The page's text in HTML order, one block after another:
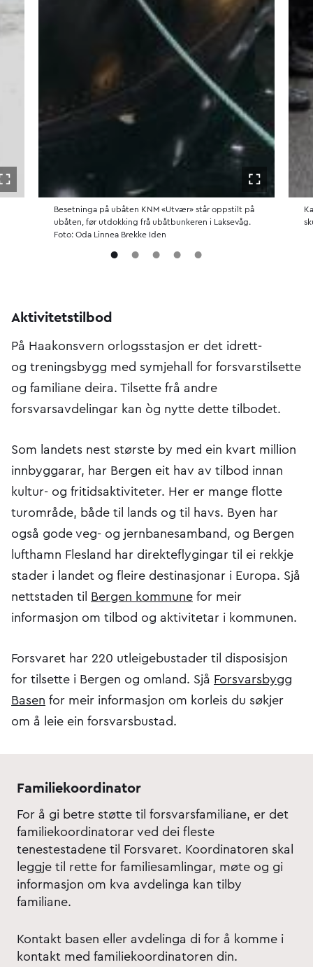
Åpne i fullskjerm Åpne i
Besetninga på ubåten KNM «Utvær» står oppstilt på
ubåten, før utdokking frå ubåtbunkeren i Laksevåg.
Foto: Oda Linnea Brekke Iden
Aktivitetstilbod
På Haakonsvern orlogsstasjon er det idrett-
og treningsbygg med symjehall for forsvarstilsette
og familiane deira. Tilsette frå andre
forsvarsavdelingar kan òg nytte dette tilbodet.
Som landets nest største by med ein kvart million
innbyggarar, har Bergen eit hav av tilbod innan
kultur- og fritidsaktiviteter. Her er mange flotte
turområde, både til lands og til havs. Byen har
også gode veg- og jernbanesamband, og Bergen
lufthamn Flesland har direkteflygingar til ei rekkje
stader i landet og fleire destinasjonar i Europa. Sjå
nettstaden til Bergen kommune for meir
informasjon om tilbod og aktivitetar i kommunen.
Forsvaret har 220 utleigebustader til disposisjon
for tilsette i Bergen og omland. Sjå Forsvarsbygg
Basen for meir informasjon om korleis du søkjer
om å leie ein forsvarsbustad.
Familiekoordinator
For å gi betre støtte til forsvarsfamiliane, er det
familiekoordinatorar ved dei fleste
tenestestadene til Forsvaret. Koordinatoren skal
leggje til rette for familiesamlingar, møte og gi
informasjon om kva avdelinga kan tilby
familiane.
Kontakt basen eller avdelinga di for å komme i
kontakt med familiekoordinatoren din.